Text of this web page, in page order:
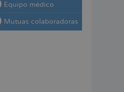
Equipo médico
Mutuas colaboradoras